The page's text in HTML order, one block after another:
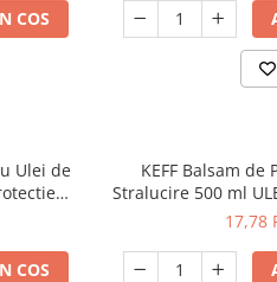
COS
Ulei de
COS
KEFF Balsam de
Stralucire 500 ml
ULEI de
17,78